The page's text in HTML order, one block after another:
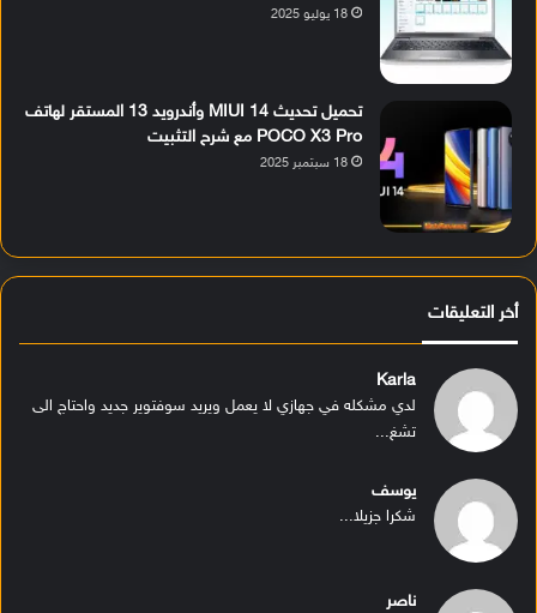
18 يوليو 2025
تحميل تحديث MIUI 14 وأندرويد 13 المستقر لهاتف
POCO X3 Pro مع شرح التثبيت
18 سبتمبر 2025
أخر التعليقات
Karla
لدي مشكله في جهازي لا يعمل ويريد سوفتوير جديد واحتاج الى
تشغ...
يوسف
شكرا جزيلا...
ناصر